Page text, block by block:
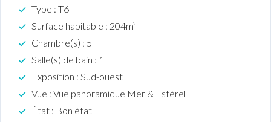
Type : T6
Surface habitable : 204m²
Chambre(s) : 5
Salle(s) de bain : 1
Exposition : Sud-ouest
Vue : Vue panoramique Mer & Estérel
État : Bon état